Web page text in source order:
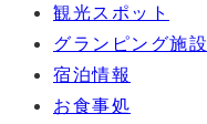
観光スポット
グランピング施設
宿泊情報
お食事処